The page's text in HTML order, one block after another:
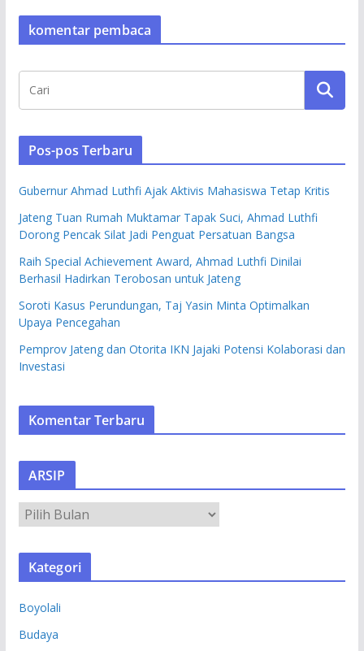
komentar pembaca
Pos-pos Terbaru
Gubernur Ahmad Luthfi Ajak Aktivis Mahasiswa Tetap Kritis
Jateng Tuan Rumah Muktamar Tapak Suci, Ahmad Luthfi
Dorong Pencak Silat Jadi Penguat Persatuan Bangsa
Raih Special Achievement Award, Ahmad Luthfi Dinilai
Berhasil Hadirkan Terobosan untuk Jateng
Soroti Kasus Perundungan, Taj Yasin Minta Optimalkan
Upaya Pencegahan
Pemprov Jateng dan Otorita IKN Jajaki Potensi Kolaborasi dan
Investasi
Komentar Terbaru
ARSIP
R
S
Kategori
Boyolali
Budaya